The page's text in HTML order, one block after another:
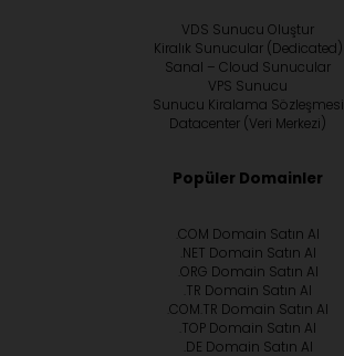
VDS Sunucu Oluştur
Kiralık Sunucular (Dedicated)
Sanal – Cloud Sunucular
VPS Sunucu
Sunucu Kiralama Sözleşmesi
Datacenter (Veri Merkezi)
Popüler Domainler
.COM Domain Satın Al
.NET Domain Satın Al
.ORG Domain Satın Al
.TR Domain Satın Al
.COM.TR Domain Satın Al
.TOP Domain Satın Al
.DE Domain Satın Al